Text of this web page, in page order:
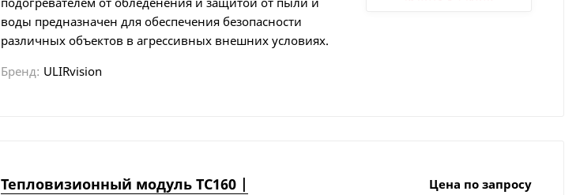
воды предназначен для обеспечения безопасности
различных объектов в агрессивных внешних условиях.
Бренд: ULIRvision
Тепловизионный модуль TC160 |
Цена по запросу